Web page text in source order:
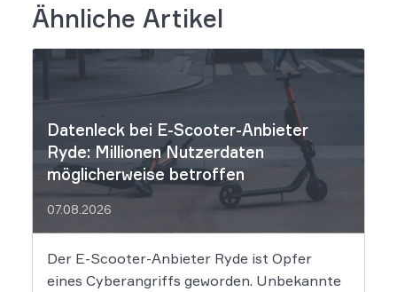
Ähnliche Artikel
Datenleck bei E-Scooter-Anbieter
Ryde: Millionen Nutzerdaten
möglicherweise betroffen
07.08.2026
Der E-Scooter-Anbieter Ryde ist Opfer
eines Cyberangriffs geworden. Unbekannte